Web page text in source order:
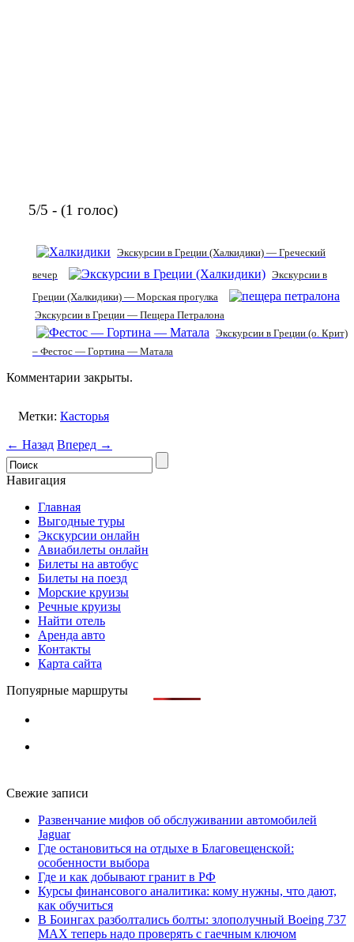
5/5 - (1 голос)
Экскурсии в Греции (Халкидики) — Греческий
вечер
Экскурсии в
Греции (Халкидики) — Морская прогулка
Экскурсии в Греции — Пещера Петралона
Экскурсии в Греции (о. Крит)
– Фестос — Гортина — Матала
Комментарии закрыты.
Метки: Касторья
← Назад Вперед →
Навигация
Главная
Выгодные туры
Экскурсии онлайн
Авиабилеты онлайн
Билеты на автобус
Билеты на поезд
Морские круизы
Речные круизы
Найти отель
Аренда авто
Контакты
Карта сайта
Попуярные маршруты
Свежие записи
Развенчание мифов об обслуживании автомобилей
Jaguar
Где остановиться на отдыхе в Благовещенской:
особенности выбора
Где и как добывают гранит в РФ
Курсы финансового аналитика: кому нужны, что дают,
как обучиться
В Боингах разболтались болты: злополучный Boeing 737
MAX теперь надо проверять с гаечным ключом